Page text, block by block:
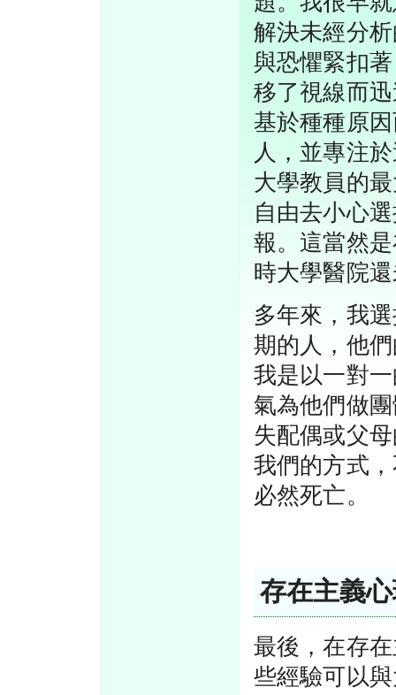
解決未經分
與恐懼緊扣
移了視線而
基於種種原
人，並專注
大學教員的
自由去小心
報。這當然
時大學醫院
多年來，我
期的人，他
我是以一對
氣為他們做
失配偶或父
我們的方式
必然死亡。
存在主義
最後，在存
些經驗可以